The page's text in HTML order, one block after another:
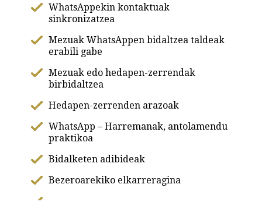
WhatsAppekin kontaktuak
sinkronizatzea
Mezuak WhatsAppen bidaltzea taldeak
erabili gabe
Mezuak edo hedapen-zerrendak
birbidaltzea
Hedapen-zerrenden arazoak
WhatsApp – Harremanak, antolamendu
praktikoa
Bidalketen adibideak
Bezeroarekiko elkarreragina